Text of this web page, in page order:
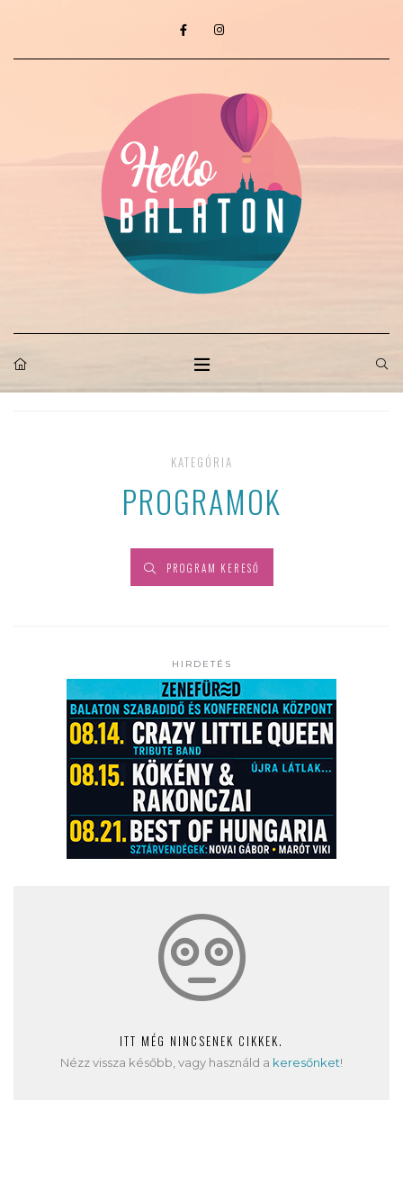
KATEGÓRIA
PROGRAMOK
PROGRAM KERESŐ
HIRDETÉS
ITT MÉG NINCSENEK CIKKEK.
Nézz vissza később, vagy használd a keresőnket!